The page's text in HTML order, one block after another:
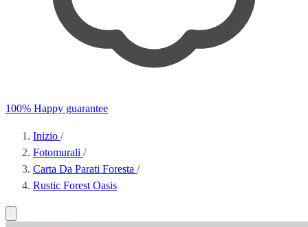
100% Happy guarantee
Inizio /
Fotomurali /
Carta Da Parati Foresta /
Rustic Forest Oasis